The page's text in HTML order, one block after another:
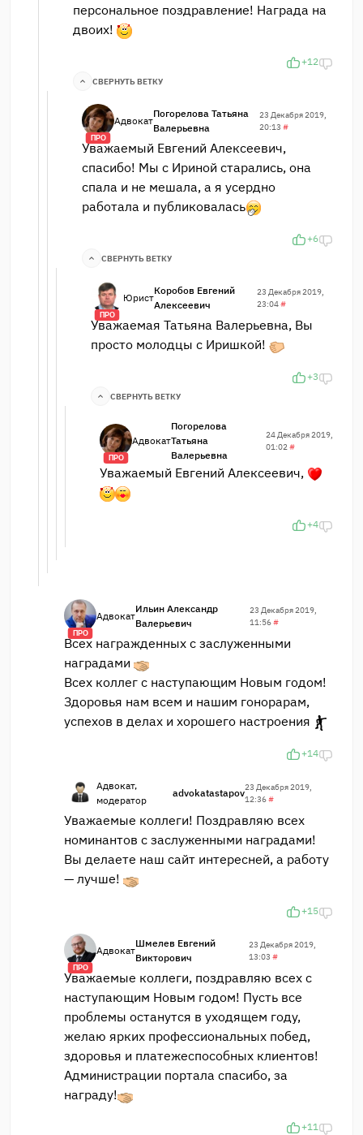
персональное поздравление! Награда на
двоих!
+12
СВЕРНУТЬ ВЕТКУ
ПРО
Адвокат
Погорелова Татьяна
Валерьевна
23 Декабря 2019,
20:13#
Уважаемый Евгений Алексеевич,
спасибо! Мы с Ириной старались, она
спала и не мешала, а я усердно
работала и публиковалась
+6
СВЕРНУТЬ ВЕТКУ
ПРО
Юрист
Коробов Евгений
Алексеевич
23 Декабря 2019,
23:04#
Уважаемая Татьяна Валерьевна, Вы
просто молодцы с Иришкой!
+3
СВЕРНУТЬ ВЕТКУ
ПРО
Адвокат
Погорелова
Татьяна
Валерьевна
24 Декабря 2019,
01:02#
Уважаемый Евгений Алексеевич,
+4
ПРО
Адвокат
Ильин Александр
Валерьевич
23 Декабря 2019,
11:56#
Всех награжденных с заслуженными
наградами
Всех коллег с наступающим Новым годом!
Здоровья нам всем и нашим гонорарам,
успехов в делах и хорошего настроения
+14
Адвокат,
модератор
advokatastapov23 Декабря 2019,
12:36#
Уважаемые коллеги! Поздравляю всех
номинантов с заслуженными наградами!
Вы делаете наш сайт интересней, а работу
— лучше!
+15
ПРО
Адвокат
Шмелев Евгений
Викторович
23 Декабря 2019,
13:03#
Уважаемые коллеги, поздравляю всех с
наступающим Новым годом! Пусть все
проблемы останутся в уходящем году,
желаю ярких профессиональных побед,
здоровья и платежеспособных клиентов!
Администрации портала спасибо, за
награду!
+11